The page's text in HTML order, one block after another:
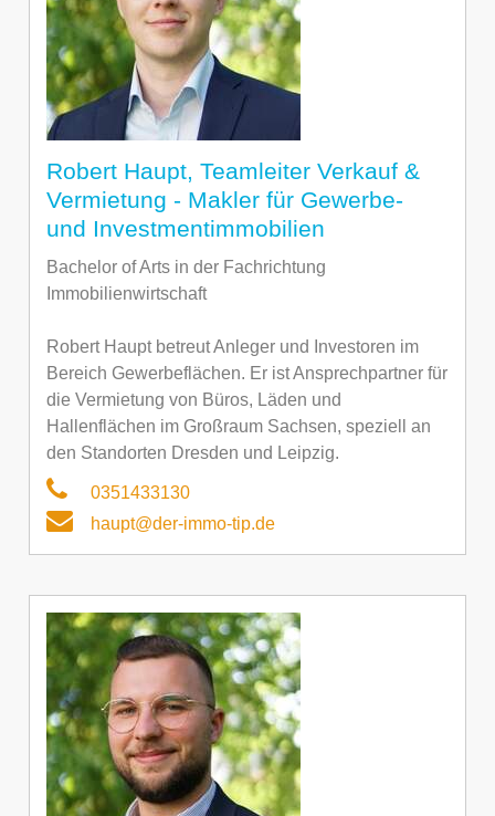
Robert Haupt, Teamleiter Verkauf &
Vermietung - Makler für Gewerbe-
und Investmentimmobilien
Bachelor of Arts in der Fachrichtung
Immobilienwirtschaft
Robert Haupt betreut Anleger und Investoren im
Bereich Gewerbeflächen. Er ist Ansprechpartner für
die Vermietung von Büros, Läden und
Hallenflächen im Großraum Sachsen, speziell an
den Standorten Dresden und Leipzig.
0351433130
haupt@der-immo-tip.de